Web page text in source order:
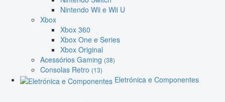
Nintendo Wii e Wii U
Xbox
Xbox 360
Xbox One e Series
Xbox Original
Acessórios Gaming (38)
Consolas Retro (13)
Eletrónica e Componentes